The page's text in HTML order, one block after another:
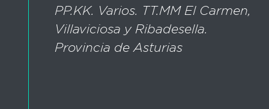
PP.KK. Varios. TT.MM El Carmen,
Villaviciosa y Ribadesella.
Provincia de Asturias